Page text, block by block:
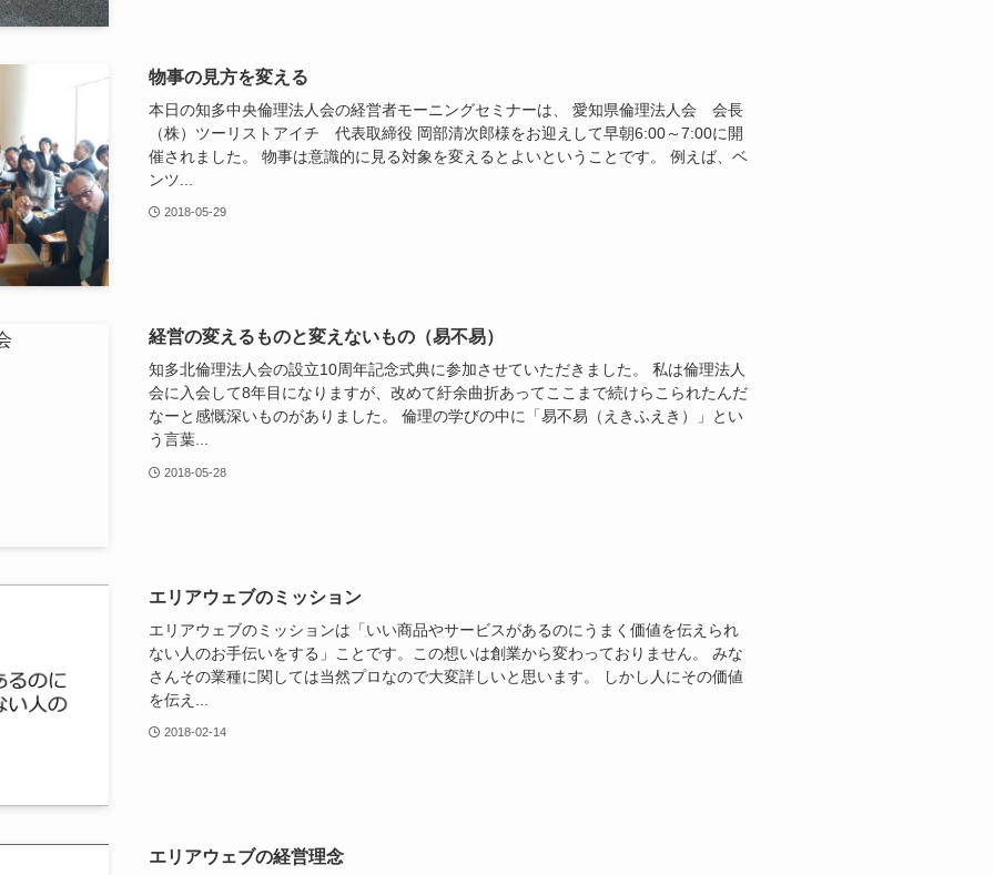
物事の見方を変える
本日の知多中央倫理法人会の経営者モーニングセミナーは、 愛知県倫理法人会 会長
（株）ツーリストアイチ 代表取締役 岡部清次郎様をお迎えして早朝6:00～7:00に開
催されました。 物事は意識的に見る対象を変えるとよいということです。 例えば、ベ
ンツ...
2018-05-29
経営の変えるものと変えないもの（易不易）
知多北倫理法人会の設立10周年記念式典に参加させていただきました。 私は倫理法人
会に入会して8年目になりますが、改めて紆余曲折あってここまで続けらこられたんだ
なーと感慨深いものがありました。 倫理の学びの中に「易不易（えきふえき）」とい
う言葉...
2018-05-28
エリアウェブのミッション
エリアウェブのミッションは「いい商品やサービスがあるのにうまく価値を伝えられ
ない人のお手伝いをする」ことです。この想いは創業から変わっておりません。 みな
さんその業種に関しては当然プロなので大変詳しいと思います。 しかし人にその価値
を伝え...
2018-02-14
エリアウェブの経営理念